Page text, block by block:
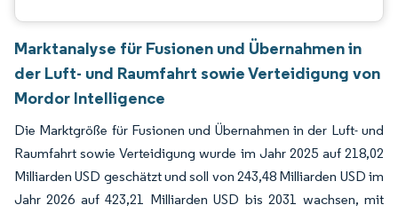
Marktanalyse für Fusionen und Übernahmen in
der Luft- und Raumfahrt sowie Verteidigung von
Mordor Intelligence
Die Marktgröße für Fusionen und Übernahmen in der Luft- und
Raumfahrt sowie Verteidigung wurde im Jahr 2025 auf 218,02
Milliarden USD geschätzt und soll von 243,48 Milliarden USD im
Jahr 2026 auf 423,21 Milliarden USD bis 2031 wachsen, mit